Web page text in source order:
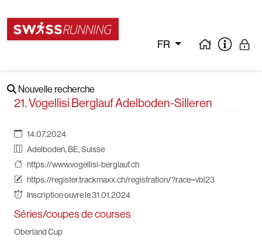
FR
Nouvelle recherche
21. Vogellisi Berglauf Adelboden-Silleren
14.07.2024
Adelboden, BE, Suisse
https://www.vogellisi-berglauf.ch
https://register.trackmaxx.ch/registration/?race=vbl23
Inscription ouvre le 31.01.2024
Séries/coupes de courses
Oberland Cup